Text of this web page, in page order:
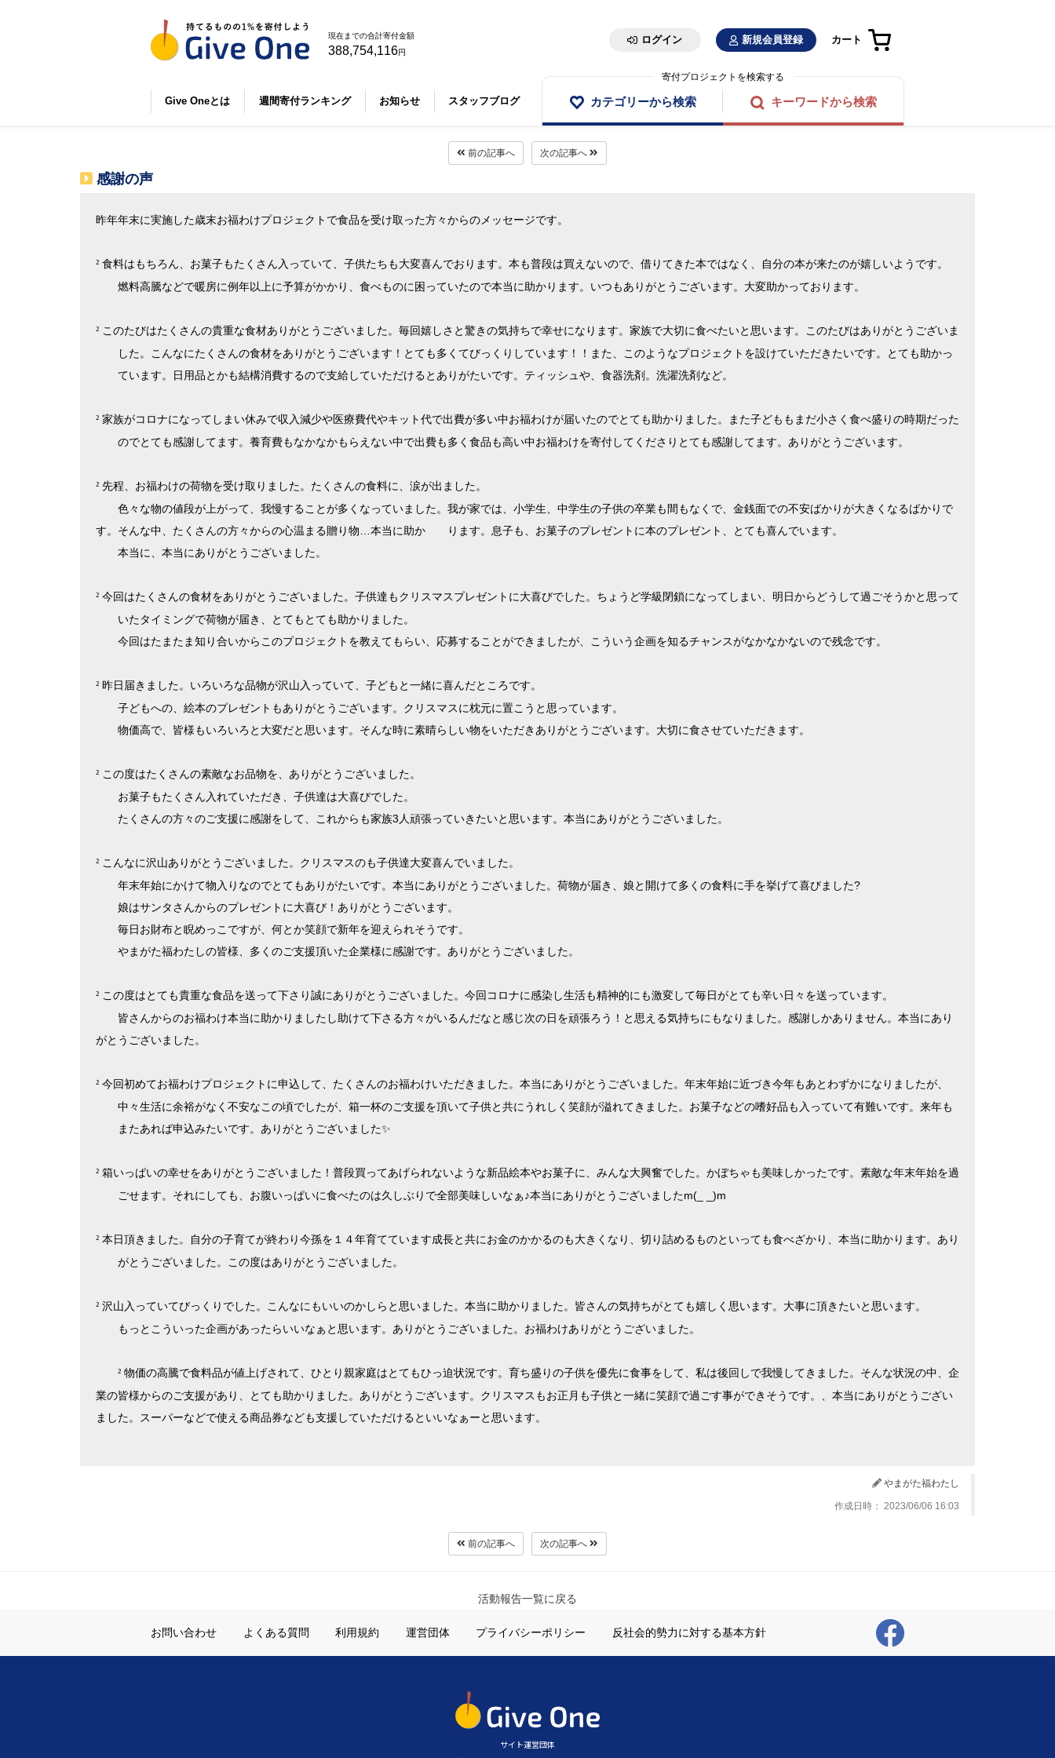
現在までの合計寄付金額
388,754,116円
ログイン 新規会員登録 カート
Give Oneとは 週間寄付ランキング お知らせ スタッフブログ
寄付プロジェクトを検索する
カテゴリーから検索 キーワードから検索
前の記事へ 次の記事へ
感謝の声
昨年年末に実施した歳末お福わけプロジェクトで食品を受け取った方々からのメッセージです。
² 食料はもちろん、お菓子もたくさん入っていて、子供たちも大変喜んでおります。 本も普段は買えないので、借りてきた本ではなく、自分の本が来たのが嬉しいようです。
燃料高騰などで暖房に例年以上に予算がかかり、食べものに困っていたので本当に助かります。いつもありがとうございます。大変助かっております。
² このたびはたくさんの貴重な食材ありがとうございました。毎回嬉しさと驚きの気持ちで幸せになります。家族で大切に食べたいと思います。このたびはありがとうございま
した。こんなにたくさんの食材をありがとうございます！とても多くてびっくりしています！！また、このようなプロジェクトを設けていただきたいです。とても助かっ
ています。日用品とかも結構消費するので支給していただけるとありがたいです。ティッシュや、食器洗剤。洗濯洗剤など。
² 家族がコロナになってしまい休みで収入減少や医療費代やキット代で出費が多い中お福わけが届いたのでとても助かりました。また子どももまだ小さく食べ盛りの時期だった
のでとても感謝してます。養育費もなかなかもらえない中で出費も多く食品も高い中お福わけを寄付してくださりとても感謝してます。ありがとうございます。
² 先程、お福わけの荷物を受け取りました。たくさんの食料に、涙が出ました。
色々な物の値段が上がって、我慢することが多くなっていました。我が家では、小学生、中学生の子供の卒業も間もなくで、金銭面での不安ばかりが大きくなるばかりで
す。そんな中、たくさんの方々からの心温まる贈り物…本当に助か ります。息子も、お菓子のプレゼントに本のプレゼント、とても喜んでいます。
本当に、本当にありがとうございました。
² 今回はたくさんの食材をありがとうございました。子供達もクリスマスプレゼントに大喜びでした。ちょうど学級閉鎖になってしまい、明日からどうして過ごそうかと思って
いたタイミングで荷物が届き、とてもとても助かりました。
今回はたまたま知り合いからこのプロジェクトを教えてもらい、応募することができましたが、こういう企画を知るチャンスがなかなかないので残念です。
² 昨日届きました。いろいろな品物が沢山入っていて、子どもと一緒に喜んだところです。
子どもへの、絵本のプレゼントもありがとうございます。クリスマスに枕元に置こうと思っています。
物価高で、皆様もいろいろと大変だと思います。そんな時に素晴らしい物をいただきありがとうございます。大切に食させていただきます。
² この度はたくさんの素敵なお品物を、ありがとうございました。
お菓子もたくさん入れていただき、子供達は大喜びでした。
たくさんの方々のご支援に感謝をして、これからも家族3人頑張っていきたいと思います。本当にありがとうございました。
² こんなに沢山ありがとうございました。クリスマスのも子供達大変喜んでいました。
年末年始にかけて物入りなのでとてもありがたいです。本当にありがとうございました。荷物が届き、娘と開けて多くの食料に手を挙げて喜びました?
娘はサンタさんからのプレゼントに大喜び！ありがとうございます。
毎日お財布と睨めっこですが、何とか笑顔で新年を迎えられそうです。
やまがた福わたしの皆様、多くのご支援頂いた企業様に感謝です。ありがとうございました。
² この度はとても貴重な食品を送って下さり誠にありがとうございました。今回コロナに感染し生活も精神的にも激変して毎日がとても辛い日々を送っています。
皆さんからのお福わけ本当に助かりましたし助けて下さる方々がいるんだなと感じ次の日を頑張ろう！と思える気持ちにもなりました。感謝しかありません。本当にあり
がとうございました。
² 今回初めてお福わけプロジェクトに申込して、たくさんのお福わけいただきました。本当にありがとうございました。年末年始に近づき今年もあとわずかになりましたが、
中々生活に余裕がなく不安なこの頃でしたが、箱一杯のご支援を頂いて子供と共にうれしく笑顔が溢れてきました。お菓子などの嗜好品も入っていて有難いです。来年も
またあれば申込みたいです。ありがとうございました✨
² 箱いっぱいの幸せをありがとうございました！普段買ってあげられないような新品絵本やお菓子に、みんな大興奮でした。かぼちゃも美味しかったです。素敵な年末年始を過
ごせます。それにしても、お腹いっぱいに食べたのは久しぶりで全部美味しいなぁ♪本当にありがとうございましたm(_ _)m
² 本日頂きました。自分の子育てが終わり今孫を１４年育てています成長と共にお金のかかるのも大きくなり、切り詰めるものといっても食べざかり、本当に助かります。あり
がとうございました。この度はありがとうございました。
² 沢山入っていてびっくりでした。こんなにもいいのかしらと思いました。本当に助かりました。皆さんの気持ちがとても嬉しく思います。大事に頂きたいと思います。
もっとこういった企画があったらいいなぁと思います。 ありがとうございました。お福わけありがとうございました。
² 物価の高騰で食料品が値上げされて、ひとり親家庭はとてもひっ迫状況です。育ち盛りの子供を優先に食事をして、私は後回しで我慢してきました。そんな状況の中、企
業の皆様からのご支援があり、とても助かりました。ありがとうございます。クリスマスもお正月も子供と一緒に笑顔で過ごす事ができそうです。、本当にありがとうござい
ました。 スーパーなどで使える商品券なども支援していただけるといいなぁーと思います。
やまがた福わたし
作成日時： 2023/06/06 16:03
前の記事へ 次の記事へ
活動報告一覧に戻る
お問い合わせ よくある質問 利用規約 運営団体 プライバシーポリシー 反社会的勢力に対する基本方針
サイト運営団体